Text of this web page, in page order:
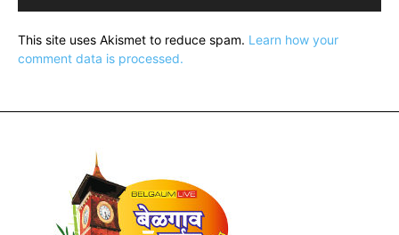
This site uses Akismet to reduce spam. Learn how your
comment data is processed.